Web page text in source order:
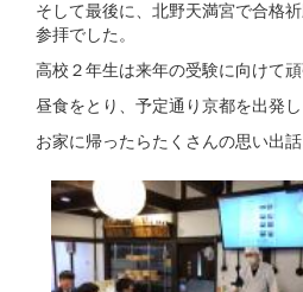
そして最後に、北野天満宮で合格
参拝でした。
高校２年生は来年の受験に向けて頑
昼食をとり、予定通り京都を出発し
お家に帰ったらたくさんの思い出話